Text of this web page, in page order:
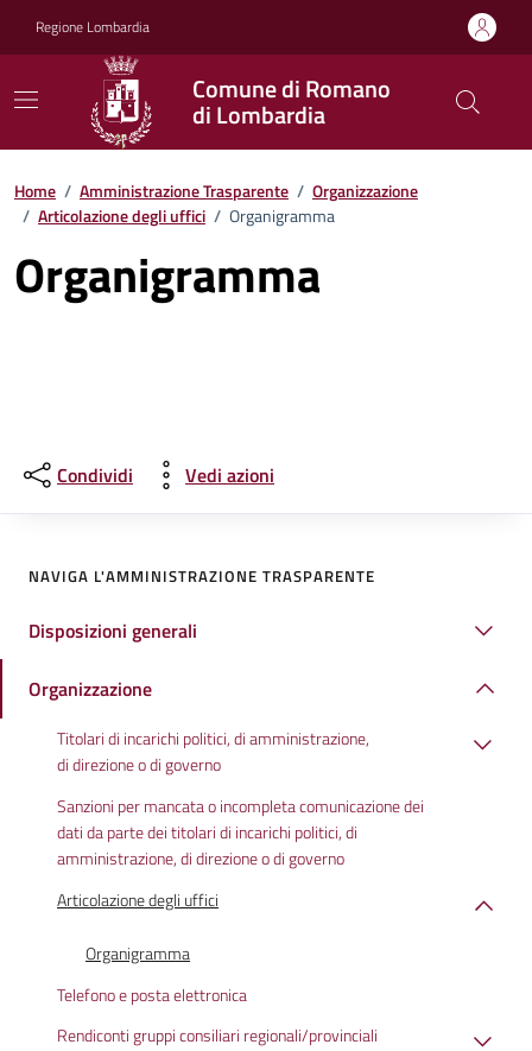
Regione Lombardia
Comune di Romano
di Lombardia
Home / Amministrazione Trasparente / Organizzazione
/ Articolazione degli uffici / Organigramma
Organigramma
Condividi Vedi azioni
NAVIGA L'AMMINISTRAZIONE TRASPARENTE
Disposizioni generali
Organizzazione
Titolari di incarichi politici, di amministrazione,
di direzione o di governo
Sanzioni per mancata o incompleta comunicazione dei
dati da parte dei titolari di incarichi politici, di
amministrazione, di direzione o di governo
Articolazione degli uffici
Organigramma
Telefono e posta elettronica
Rendiconti gruppi consiliari regionali/provinciali